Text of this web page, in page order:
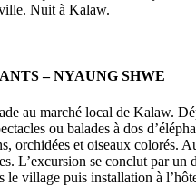
Nuit à Kalaw.
– NYAUNG SHWE
au marché local de Kalaw.
ou balades à dos
orchidées et oiseaux colorés.
L’excursion se conclut par
le village puis installation à